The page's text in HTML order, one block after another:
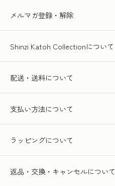
メルマガ登録・解除
Shinzi Katoh Collectionについて
配送・送料について
支払い方法について
ラッピングについて
返品・交換・キャンセルについて